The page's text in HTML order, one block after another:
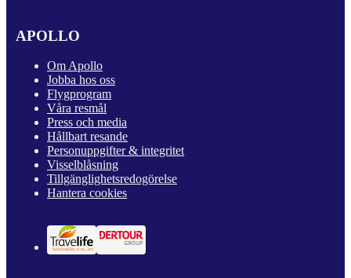
APOLLO
Om Apollo
Jobba hos oss
Flygprogram
Våra resmål
Press och media
Hållbart resande
Personuppgifter & integritet
Visselblåsning
Tillgänglighetsredogörelse
Hantera cookies